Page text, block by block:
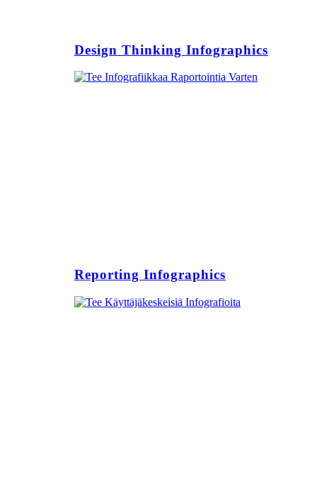
Design Thinking Infographics
Reporting Infographics